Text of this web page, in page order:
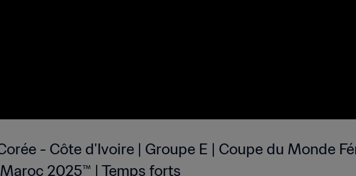
- Côte d'Ivoire | Groupe E | Coupe du Monde
Maroc 2025™ | Temps forts